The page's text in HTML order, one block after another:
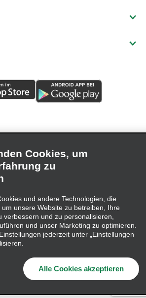
Datenschutzrichtlinie
Datenschutzoptionen
(LkSG) Grundsatzerklärung
nach dem
Holdings, Inc. Alle Rechte vorbehalten
Cookies, um
zu
und andere Technologien, die
unsere Website zu betreiben, Ihre
verbessern und zu personalisieren,
und unser Marketing zu optimieren.
jederzeit unter „Einstellungen
Alle Cookies akzeptieren